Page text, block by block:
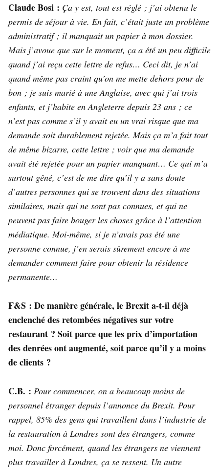
Claude Bosi : Ça y est, tout est réglé ; j’ai obtenu le
permis de séjour à vie. En fait, c’était juste un problème
administratif ; il manquait un papier à mon dossier.
Mais j’avoue que sur le moment, ça a été un peu difficile
quand j’ai reçu cette lettre de refus… Ceci dit, je n’ai
quand même pas craint qu’on me mette dehors pour de
bon ; je suis marié à une Anglaise, avec qui j’ai trois
enfants, et j’habite en Angleterre depuis 23 ans ; ce
n’est pas comme s’il y avait eu un vrai risque que ma
demande soit durablement rejetée. Mais ça m’a fait tout
de même bizarre, cette lettre ; voir que ma demande
avait été rejetée pour un papier manquant… Ce qui m’a
surtout gêné, c’est de me dire qu’il y a sans doute
d’autres personnes qui se trouvent dans des situations
similaires, mais qui ne sont pas connues, et qui ne
peuvent pas faire bouger les choses grâce à l’attention
médiatique. Moi-même, si je n’avais pas été une
personne connue, j’en serais sûrement encore à me
demander comment faire pour obtenir la résidence
permanente…
F&S : De manière générale, le Brexit a-t-il déjà
enclenché des retombées négatives sur votre
restaurant ? Soit parce que les prix d’importation
des denrées ont augmenté, soit parce qu’il y a moins
de clients ?
C.B. : Pour commencer, on a beaucoup moins de
personnel étranger depuis l’annonce du Brexit. Pour
rappel, 85% des gens qui travaillent dans l’industrie de
la restauration à Londres sont des étrangers, comme
moi. Donc forcément, quand les étrangers ne viennent
plus travailler à Londres, ça se ressent. Un autre